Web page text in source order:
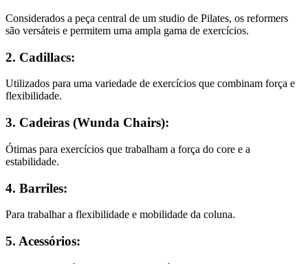
Considerados a peça central de um studio de Pilates, os reformers
são versáteis e permitem uma ampla gama de exercícios.
2. Cadillacs:
Utilizados para uma variedade de exercícios que combinam força e
flexibilidade.
3. Cadeiras (Wunda Chairs):
Ótimas para exercícios que trabalham a força do core e a
estabilidade.
4. Barriles:
Para trabalhar a flexibilidade e mobilidade da coluna.
5. Acessórios: